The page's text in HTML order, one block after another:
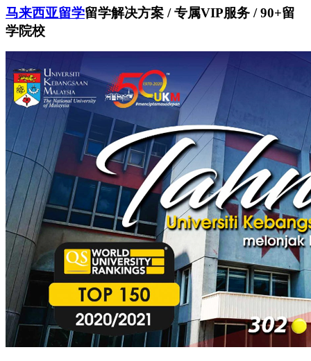
马来西亚留学留学解决方案 / 专属VIP服务 / 90+留
学院校